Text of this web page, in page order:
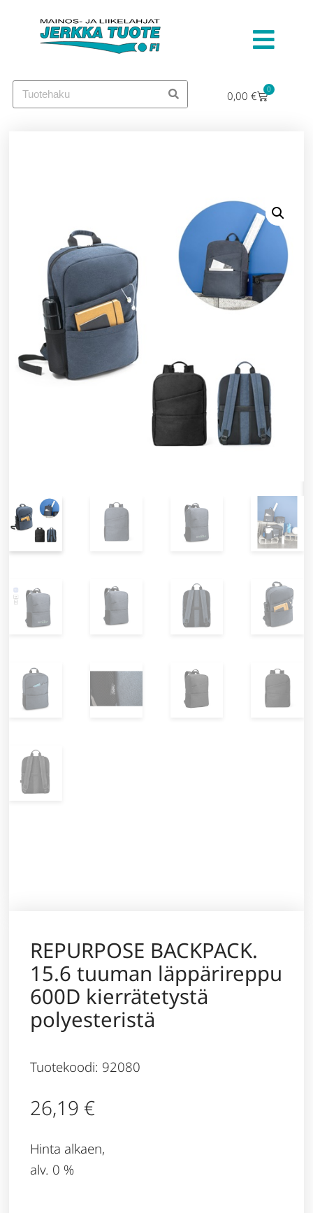
0,00 € 0
REPURPOSE BACKPACK.
15.6 tuuman läppärireppu
600D kierrätetystä
polyesteristä
Tuotekoodi: 92080
26,19 €
Hinta alkaen,
alv. 0 %